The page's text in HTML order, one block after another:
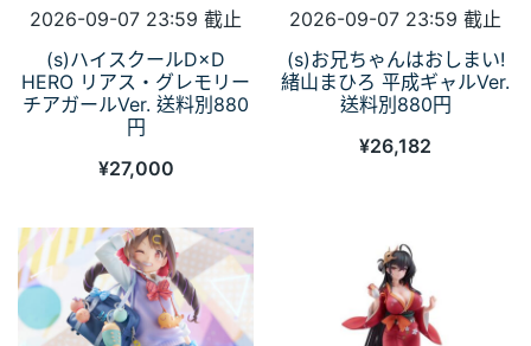
2026-09-07 23:59 截止
(s)ハイスクールD×D
HERO リアス・グレモリー
チアガールVer. 送料別880
円
¥27,000
2026-09-07 23:59 截止
(s)お兄ちゃんはおしまい!
緒山まひろ 平成ギャルVer.
送料別880円
¥26,182